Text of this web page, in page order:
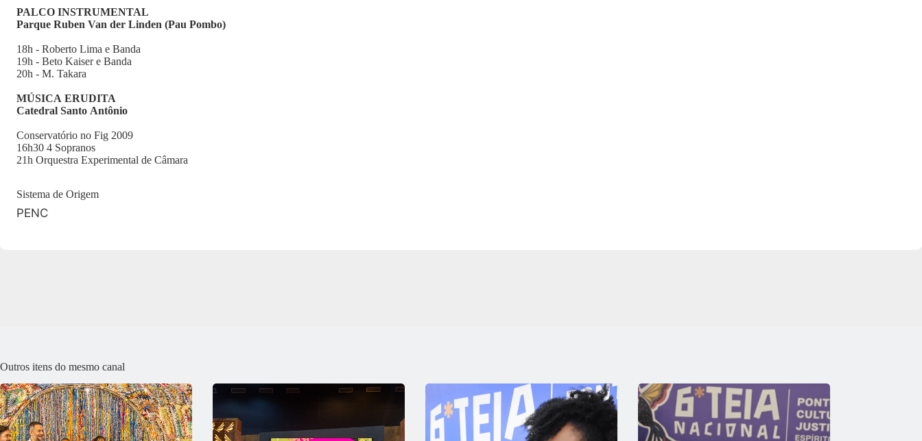
PALCO INSTRUMENTAL
Parque Ruben Van der Linden (Pau Pombo)
18h - Roberto Lima e Banda
19h - Beto Kaiser e Banda
20h - M. Takara
MÚSICA ERUDITA
Catedral Santo Antônio
Conservatório no Fig 2009
16h30 4 Sopranos
21h Orquestra Experimental de Câmara
Sistema de Origem
PENC
Outros itens do mesmo canal